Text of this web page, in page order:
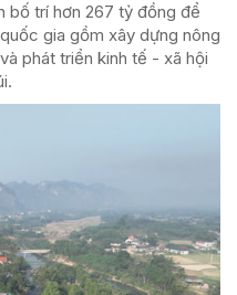
bố trí hơn 267 tỷ đồng để
gia gồm xây dựng nông
phát triển kinh tế - xã hội